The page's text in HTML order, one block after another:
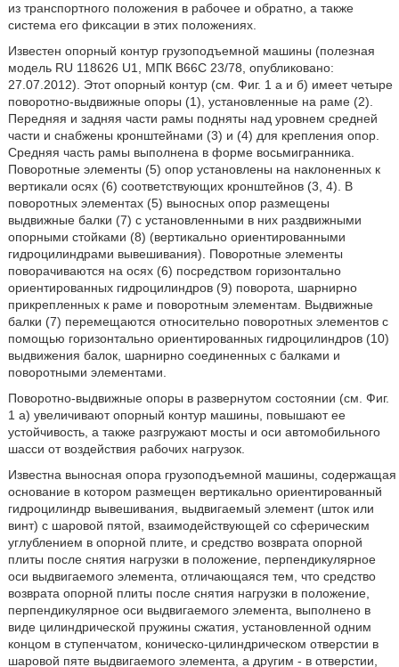
из транспортного положения в рабочее и обратно, а также
система его фиксации в этих положениях.
Известен опорный контур грузоподъемной машины (полезная
модель RU 118626 U1, МПК В66С 23/78, опубликовано:
27.07.2012). Этот опорный контур (см. Фиг. 1 а и б) имеет четыре
поворотно-выдвижные опоры (1), установленные на раме (2).
Передняя и задняя части рамы подняты над уровнем средней
части и снабжены кронштейнами (3) и (4) для крепления опор.
Средняя часть рамы выполнена в форме восьмигранника.
Поворотные элементы (5) опор установлены на наклоненных к
вертикали осях (6) соответствующих кронштейнов (3, 4). В
поворотных элементах (5) выносных опор размещены
выдвижные балки (7) с установленными в них раздвижными
опорными стойками (8) (вертикально ориентированными
гидроцилиндрами вывешивания). Поворотные элементы
поворачиваются на осях (6) посредством горизонтально
ориентированных гидроцилиндров (9) поворота, шарнирно
прикрепленных к раме и поворотным элементам. Выдвижные
балки (7) перемещаются относительно поворотных элементов с
помощью горизонтально ориентированных гидроцилиндров (10)
выдвижения балок, шарнирно соединенных с балками и
поворотными элементами.
Поворотно-выдвижные опоры в развернутом состоянии (см. Фиг.
1 а) увеличивают опорный контур машины, повышают ее
устойчивость, а также разгружают мосты и оси автомобильного
шасси от воздействия рабочих нагрузок.
Известна выносная опора грузоподъемной машины, содержащая
основание в котором размещен вертикально ориентированный
гидроцилиндр вывешивания, выдвигаемый элемент (шток или
винт) с шаровой пятой, взаимодействующей со сферическим
углублением в опорной плите, и средство возврата опорной
плиты после снятия нагрузки в положение, перпендикулярное
оси выдвигаемого элемента, отличающаяся тем, что средство
возврата опорной плиты после снятия нагрузки в положение,
перпендикулярное оси выдвигаемого элемента, выполнено в
виде цилиндрической пружины сжатия, установленной одним
концом в ступенчатом, коническо-цилиндрическом отверстии в
шаровой пяте выдвигаемого элемента, а другим - в отверстии,